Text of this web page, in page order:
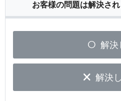
お客様の問題は解決さ
解決
解決